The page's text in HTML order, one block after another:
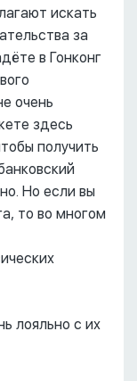
искать
за
в Гонконг
очень
здесь
получить
Но если вы
то во многом
лояльно с их